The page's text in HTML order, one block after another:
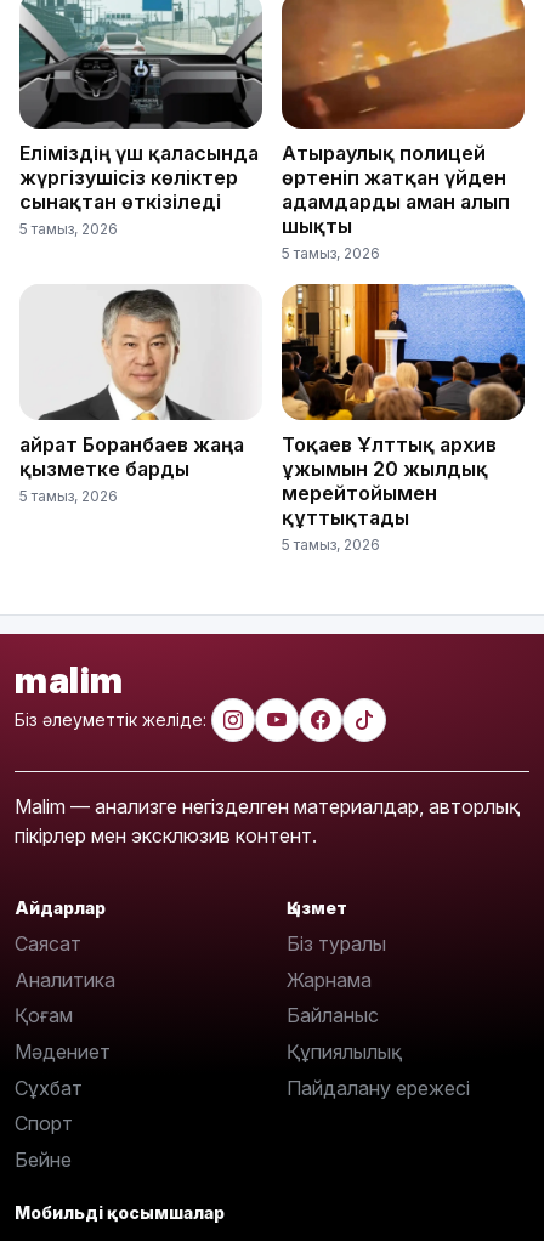
Еліміздің үш қаласында
жүргізушісіз көліктер
сынақтан өткізіледі
5 тамыз, 2026
Атыраулық полицей
өртеніп жатқан үйден
адамдарды аман алып
шықты
5 тамыз, 2026
Қайрат Боранбаев жаңа
қызметке барды
5 тамыз, 2026
Тоқаев Ұлттық архив
ұжымын 20 жылдық
мерейтойымен
құттықтады
5 тамыз, 2026
malim
Біз әлеуметтік желіде:
Malim — анализге негізделген материалдар, авторлық
пікірлер мен эксклюзив контент.
Айдарлар
Саясат
Аналитика
Қоғам
Мәдениет
Сұхбат
Спорт
Бейне
Қызмет
Біз туралы
Жарнама
Байланыс
Құпиялылық
Пайдалану ережесі
Мобильді қосымшалар